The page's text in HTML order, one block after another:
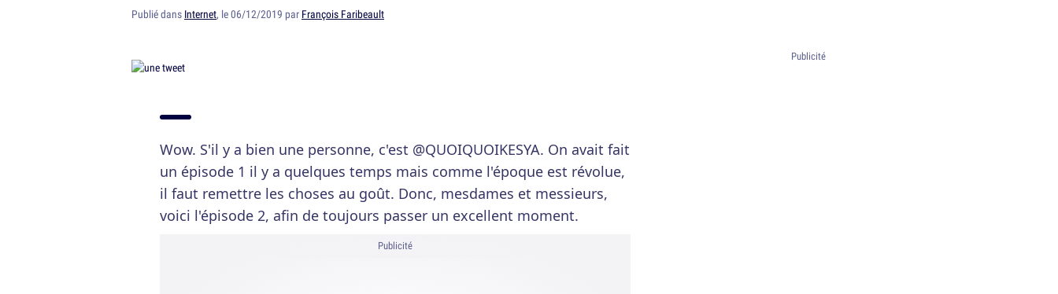
Publié dans Internet, le 06/12/2019 par François Faribeault
Wow. S'il y a bien une personne, c'est @QUOIQUOIKESYA. On avait fait
un épisode 1 il y a quelques temps mais comme l'époque est révolue,
il faut remettre les choses au goût. Donc, mesdames et messieurs,
voici l'épisode 2, afin de toujours passer un excellent moment.
Publicité